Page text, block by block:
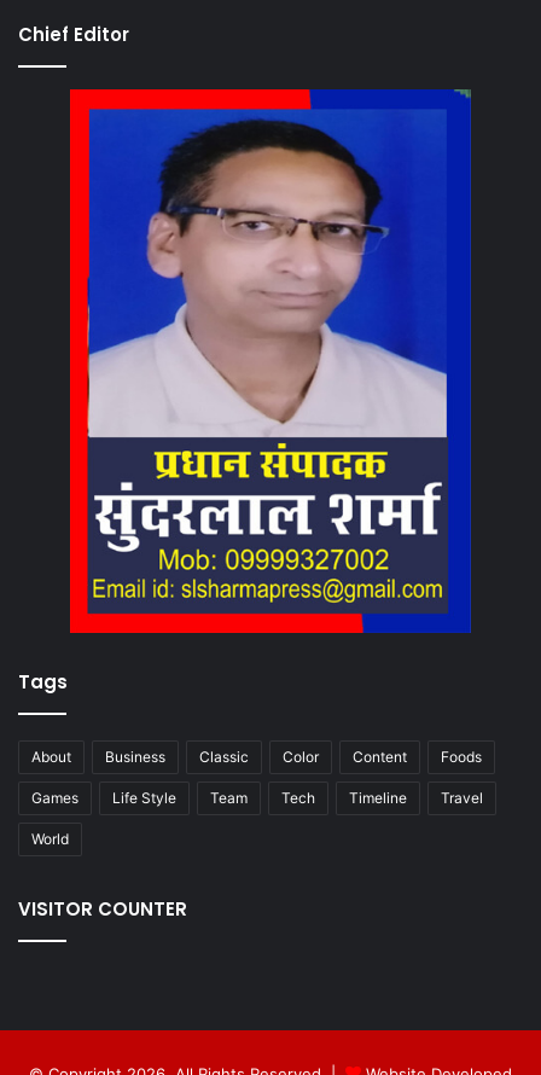
Chief Editor
Tags
About Business Classic Color Content Foods
Games Life Style Team Tech Timeline Travel
World
VISITOR COUNTER